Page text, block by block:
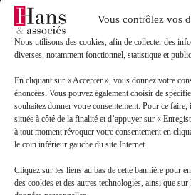
Vous contrôlez vos
Nous utilisons des cookies, afin de collecter des
diverses, notamment fonctionnel, statistique et
En cliquant sur « Accepter », vous donnez votre
énoncées. Vous pouvez également choisir de
souhaitez donner votre consentement. Pour ce
située à côté de la finalité et d’appuyer sur «
à tout moment révoquer votre consentement en
le coin inférieur gauche du site Internet.
Cliquez sur les liens au bas de cette bannière pour
des cookies et des autres technologies, ainsi que
J’accepte que mes données
la politique de confidentialité du site*